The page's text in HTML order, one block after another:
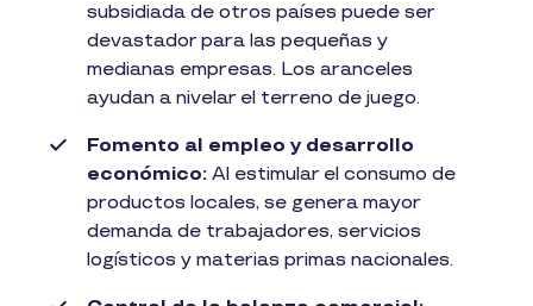
subsidiada de otros países puede ser
devastador para las pequeñas y
medianas empresas. Los aranceles
ayudan a nivelar el terreno de juego.
Fomento al empleo y desarrollo
económico: Al estimular el consumo de
productos locales, se genera mayor
demanda de trabajadores, servicios
logísticos y materias primas nacionales.